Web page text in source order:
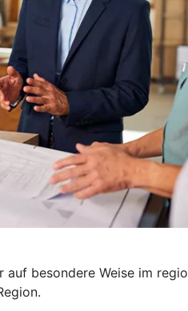
auf besondere Weise im